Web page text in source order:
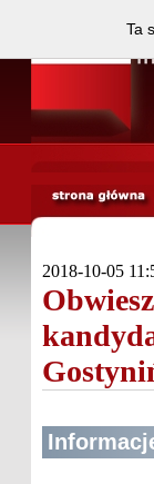
2018-10-05
Ta